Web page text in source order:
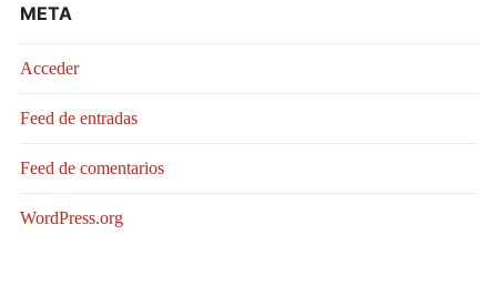
META
Acceder
Feed de entradas
Feed de comentarios
WordPress.org